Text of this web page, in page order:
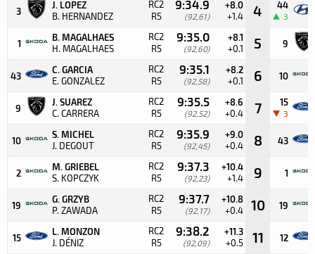
3
J. LOPEZ
B. HERNANDEZ
RC2
R5
9:34.9
(92,61)
+8.0
+1.4 4 44
3
1
B. MAGALHAES
H. MAGALHAES
RC2
R5
9:35.0
(92,60)
+8.1
+0.1 5 9
43
C. GARCIA
E. GONZALEZ
RC2
R5
9:35.1
(92,58)
+8.2
+0.1 6 10
9
J. SUAREZ
C. CARRERA
RC2
R5
9:35.5
(92,52)
+8.6
+0.4 7 15
3
10
S. MICHEL
J. DEGOUT
RC2
R5
9:35.9
(92,45)
+9.0
+0.4 8 43
2
M. GRIEBEL
S. KOPCZYK
RC2
R5
9:37.3
(92,23)
+10.4
+1.4 9 1
19
G. GRZYB
P. ZAWADA
RC2
R5
9:37.7
(92,17)
+10.8
+0.4 10 19
15
L. MONZON
J. DÉNIZ
RC2
R5
9:38.2
(92,09)
+11.3
+0.5 11 12